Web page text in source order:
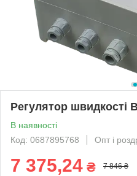
Регулятор швидкості
В наявності
Код: 0687895768
Опт і
7 375,24 ₴ 7 846 ₴